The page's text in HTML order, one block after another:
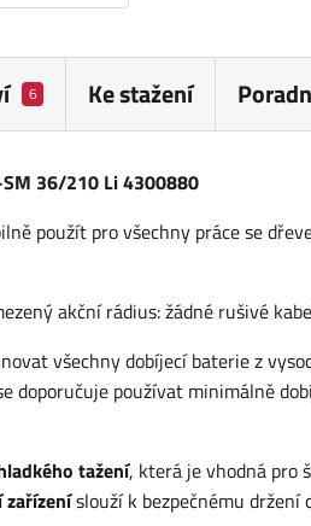
6 Ke stažení
36/210 Li 4300880
použít pro všechny práce se
akční rádius: žádné rušivé
všechny dobíjecí baterie z
doporučuje používat minimálně
tažení, která je vhodná pro
zařízeníslouží k bezpečnému držení